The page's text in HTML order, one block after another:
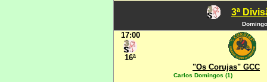
3ª
17:00
16ª
"Os Corujas" GCC
Carlos Domingos (1)